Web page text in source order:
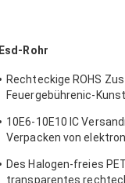
Esd-Rohr
Rechteckige ROHS
Feuergebührenic-
10E6-10E10 IC
Verpacken von
Des Halogen-freies
transparentes